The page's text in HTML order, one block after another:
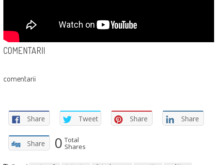
COMENTARII
comentarii
Share Tweet Share Share
Share 0 Total
Shares